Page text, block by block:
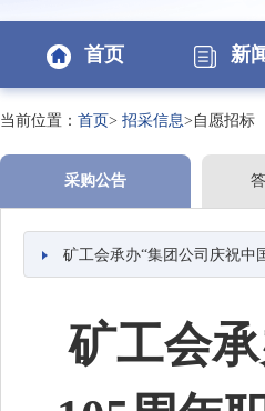
首页 新
当前位置： 首页> 招采信息>自愿招标
采购公告
矿工会承办“集团公司庆祝中国共产党
矿工会